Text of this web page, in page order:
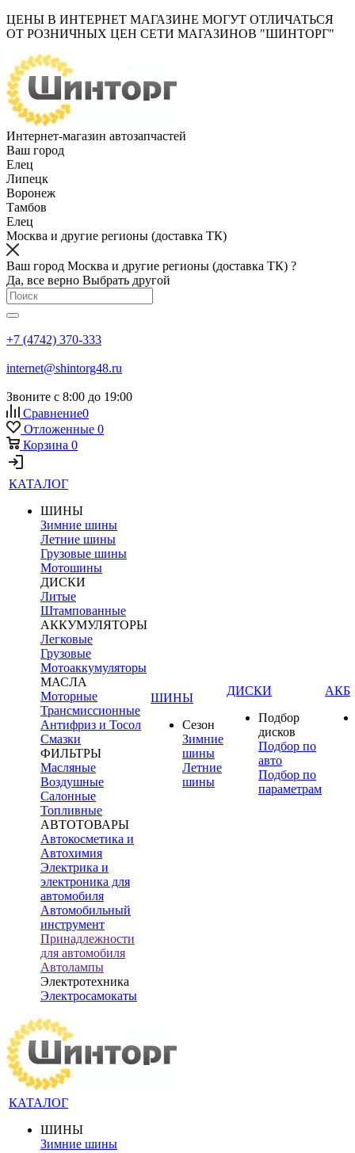
ЦЕНЫ В ИНТЕРНЕТ МАГАЗИНЕ МОГУТ ОТЛИЧАТЬСЯ
ОТ РОЗНИЧНЫХ ЦЕН СЕТИ МАГАЗИНОВ "ШИНТОРГ"
Интернет-магазин автозапчастей
Ваш город
Елец
Липецк
Воронеж
Тамбов
Елец
Москва и другие регионы (доставка ТК)
Ваш город Москва и другие регионы (доставка ТК) ?
Да, все верно Выбрать другой
+7 (4742) 370-333
internet@shintorg48.ru
Звоните с 8:00 до 19:00
Сравнение0
Отложенные 0
Корзина 0
КАТАЛОГ
ШИНЫ
Зимние шины
Летние шины
Грузовые шины
Мотошины
ДИСКИ
Литые
Штампованные
АККУМУЛЯТОРЫ
Легковые
Грузовые
Мотоаккумуляторы
МАСЛА
Моторные
Трансмиссионные
Антифриз и Тосол
Смазки
ФИЛЬТРЫ
Масляные
Воздушные
Салонные
Топливные
АВТОТОВАРЫ
Автокосметика и
Автохимия
Электрика и
электроника для
автомобиля
Автомобильный
инструмент
Принадлежности
для автомобиля
Автолампы
Электротехника
Электросамокаты
ШИНЫ
Сезон
Зимние
шины
Летние
шины
ДИСКИ
Подбор
дисков
Подбор по
авто
Подбор по
параметрам
АКБ
КАТАЛОГ
ШИНЫ
Зимние шины